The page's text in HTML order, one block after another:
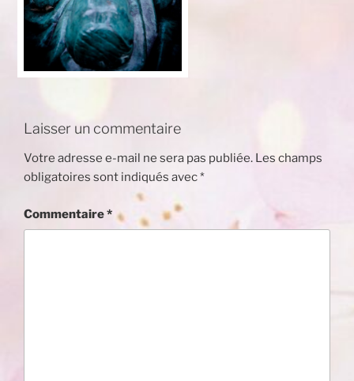
Laisser un commentaire
Votre adresse e-mail ne sera pas publiée. Les champs
obligatoires sont indiqués avec*
Commentaire*